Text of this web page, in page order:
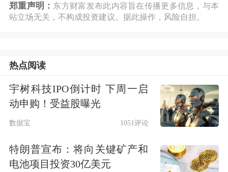
储主席洛莉·洛根（Lorie Logan）以及
（James Bullard）。
近日，特朗普还表示，白宫国家经济委
员会主任凯文·哈西特（Kevin Hassett）
以及美联储前理事凯文·沃什（Kevin
Warsh）也在他的候选名单上。
郑重声明： 东方财富发布此内容旨在传播更多信息，与本
站立场无关，不构成投资建议。据此操作，风险自担。
热点阅读
宇树科技IPO倒计时 下周一启
动申购！受益股曝光
数据宝 1051评论
特朗普宣布：将向关键矿产和
电池项目投资30亿美元